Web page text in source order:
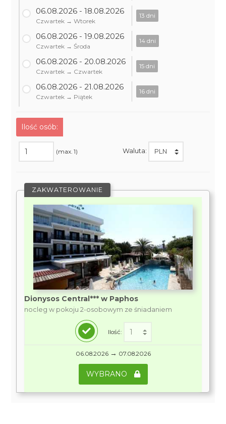
06.08.2026 - 18.08.2026
Czwartek → Wtorek
13 dni
06.08.2026 - 19.08.2026
Czwartek → Środa
14 dni
06.08.2026 - 20.08.2026
Czwartek → Czwartek
15 dni
06.08.2026 - 21.08.2026
Czwartek → Piątek
16 dni
Ilość osób:
(max. 1) Waluta:
ZAKWATEROWANIE
Dionysos Central*** w Paphos
nocleg w pokoju 2-osobowym ze śniadaniem
Ilość:
06.08.2026 → 07.08.2026
WYBRANO